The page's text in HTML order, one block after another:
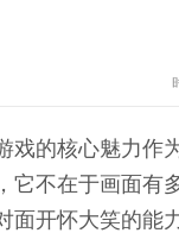
戏的核心魅力作
它不在于画面有
面开怀大笑的能